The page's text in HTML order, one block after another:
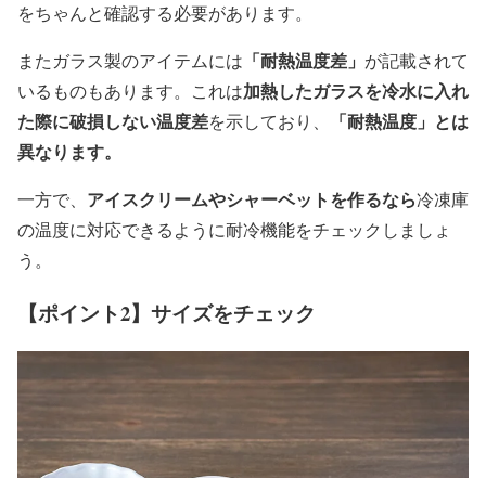
をちゃんと確認する必要があります。
またガラス製のアイテムには 「耐熱温度差」 が記載されて
いるものもあります。これは加熱したガラスを冷水に入れ
た際に破損しない温度差を示しており、
「耐熱温度」とは
異なります。
一方で、 アイスクリームやシャーベットを作るなら冷凍庫
の温度に対応できるように耐冷機能をチェックしましょ
う。
【ポイント2】サイズをチェック